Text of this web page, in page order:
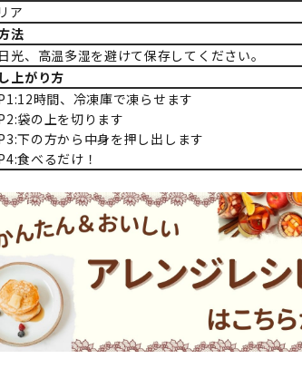
ア
法
光、高温多湿を避けて保存してください。
上がり方
時間、冷凍庫で凍らせます
袋の上を切ります
下の方から中身を押し出します
食べるだけ！